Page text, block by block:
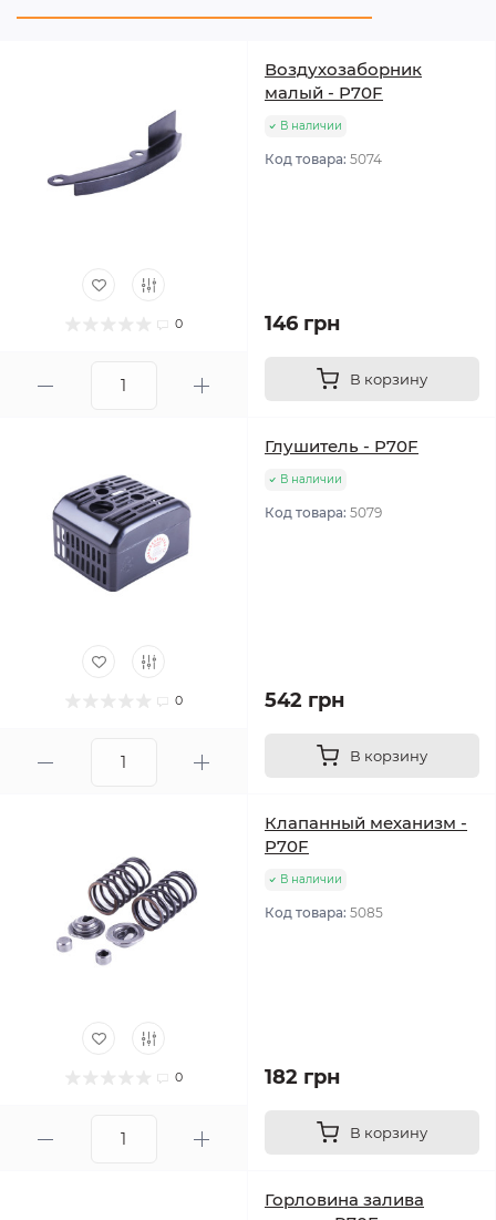
0
Воздухозаборник
малый - P70F
В наличии
Код товара: 5074
146 грн
В корзину
0
Глушитель - P70F
В наличии
Код товара: 5079
542 грн
В корзину
0
Клапанный механизм -
P70F
В наличии
Код товара: 5085
182 грн
В корзину
Горловина залива